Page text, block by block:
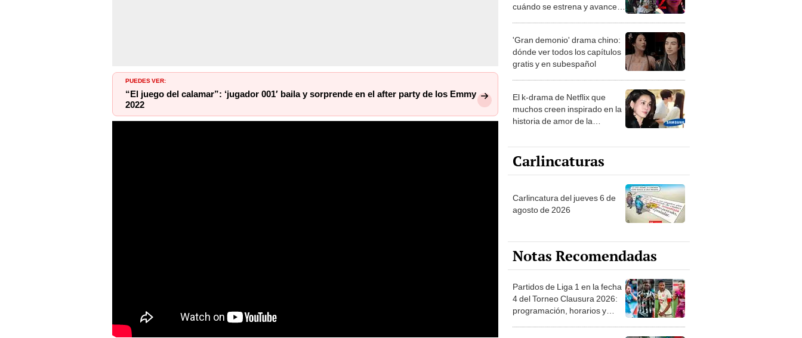
PUEDES VER:
“El juego del calamar”: ‘jugador 001′ baila y sorprende en el after party de los Emmy
2022
cuándo se estrena y avances
'Gran demonio' drama chino:
dónde ver todos los capítulos
gratis y en subespañol
El k-drama de Netflix que
muchos creen inspirado en la
historia de amor de la
Carlincaturas
Carlincatura del jueves 6 de
agosto de 2026
Notas Recomendadas
Partidos de Liga 1 en la fecha
4 del Torneo Clausura 2026:
programación, horarios y